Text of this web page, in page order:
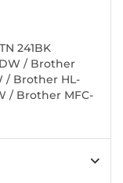
241BK
/ Brother
/ Brother HL-
/ Brother MFC-